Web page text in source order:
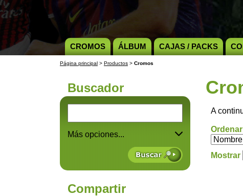
CROMOS ÁLBUM CAJAS / PACKS
Página principal > Productos > Cromos
Buscador
Más opciones...
Compartir
A
Mostrar